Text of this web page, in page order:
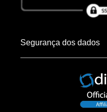
Segurança dos dados